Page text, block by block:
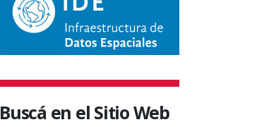
Buscá en el Sitio Web